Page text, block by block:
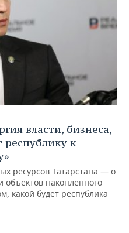
власти, бизнеса,
республику к
ресурсов Татарстана — о
объектов накопленного
какой будет республика